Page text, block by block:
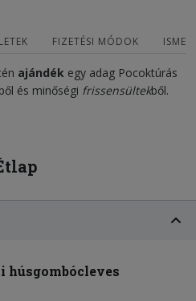
FIZETÉSI MÓDOK
ajándék egy adag Pocoktúrás
és minőségi frissensültekből.
húsgombócleves